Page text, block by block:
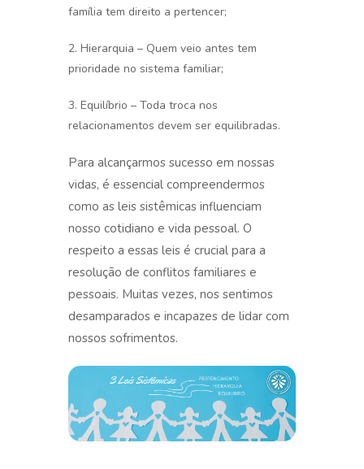
família tem direito a pertencer;
2. Hierarquia – Quem veio antes tem
prioridade no sistema familiar;
3. Equilíbrio – Toda troca nos
relacionamentos devem ser equilibradas.
Para alcançarmos sucesso em nossas
vidas, é essencial compreendermos
como as leis sistêmicas influenciam
nosso cotidiano e vida pessoal. O
respeito a essas leis é crucial para a
resolução de conflitos familiares e
pessoais. Muitas vezes, nos sentimos
desamparados e incapazes de lidar com
nossos sofrimentos.